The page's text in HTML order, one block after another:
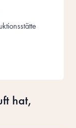
hat,